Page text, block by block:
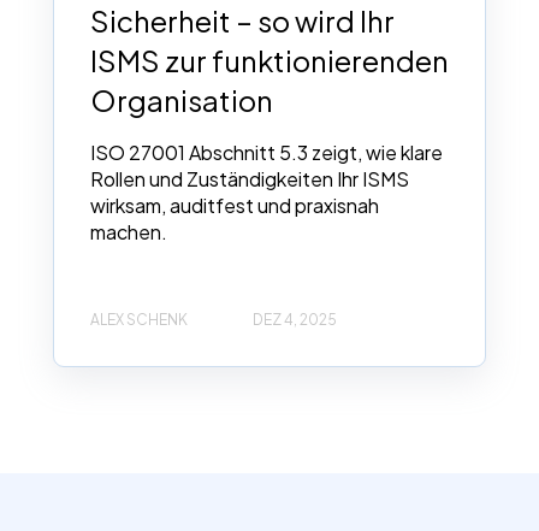
Sicherheit – so wird Ihr
ISMS zur funktionierenden
Organisation
ISO 27001 Abschnitt 5.3 zeigt, wie klare
Rollen und Zuständigkeiten Ihr ISMS
wirksam, auditfest und praxisnah
machen.
ALEX SCHENK DEZ 4, 2025